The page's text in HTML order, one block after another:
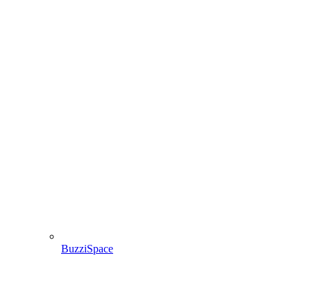
BuzziSpace